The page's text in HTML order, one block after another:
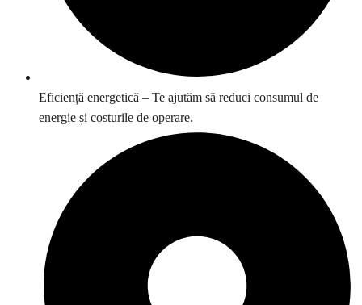
Eficiență energetică – Te ajutăm să reduci consumul de
energie și costurile de operare.